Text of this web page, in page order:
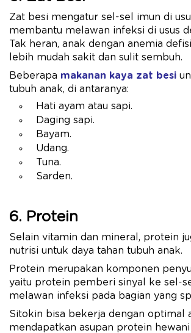
Zat besi mengatur sel-sel imun di
membantu melawan infeksi di usus
Tak heran, anak dengan anemia
lebih mudah sakit dan sulit sembuh.
Beberapa makanan kaya zat besi
tubuh anak, di antaranya:
Hati ayam atau sapi.
Daging sapi.
Bayam.
Udang.
Tuna.
Sarden.
6. Protein
Selain vitamin dan mineral, protein
nutrisi untuk daya tahan tubuh anak.
Protein merupakan komponen
yaitu protein pemberi sinyal ke sel-
melawan infeksi pada bagian yang
Sitokin bisa bekerja dengan optimal
mendapatkan asupan protein hewani